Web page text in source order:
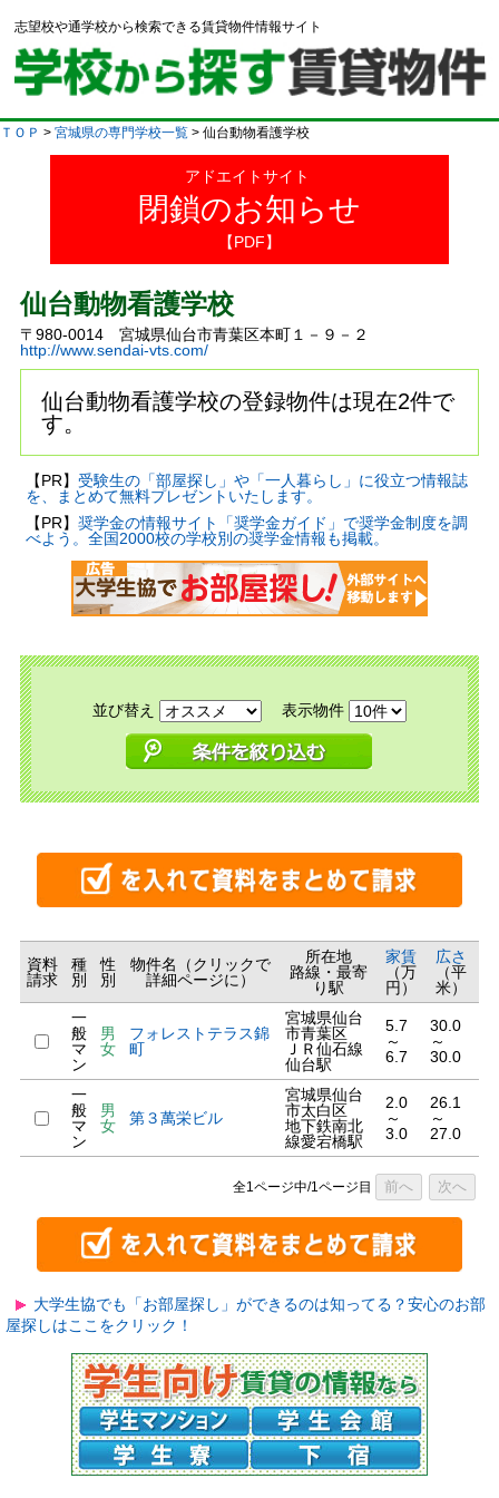
志望校や通学校から検索できる賃貸物件情報サイト
ＴＯＰ > 宮城県の専門学校一覧 > 仙台動物看護学校
アドエイトサイト
閉鎖のお知らせ
【PDF】
仙台動物看護学校
〒980-0014 宮城県仙台市青葉区本町１－９－２
http://www.sendai-vts.com/
仙台動物看護学校の登録物件は現在2件で
す。
【PR】 受験生の「部屋探し」や「一人暮らし」に役立つ情報誌
を、まとめて無料プレゼントいたします。
【PR】 奨学金の情報サイト「奨学金ガイド」で奨学金制度を調
べよう。全国2000校の学校別の奨学金情報も掲載。
並び替え 表示物件
資料
請求
種
別
性
別
物件名（クリックで
詳細ページに）
所在地
路線・最寄
り駅
家賃
（万
円）
広さ
（平
米）
一
般
マ
ン
男
女
フォレストテラス錦
町
宮城県仙台
市青葉区
ＪＲ仙石線
仙台駅
5.7
～
6.7
30.0
～
30.0
一
般
マ
ン
男
女
第３萬栄ビル
宮城県仙台
市太白区
地下鉄南北
線愛宕橋駅
2.0
～
3.0
26.1
～
27.0
全1ページ中/1ページ目 前へ 次へ
大学生協でも「お部屋探し」ができるのは知ってる？安心のお部
屋探しはここをクリック！